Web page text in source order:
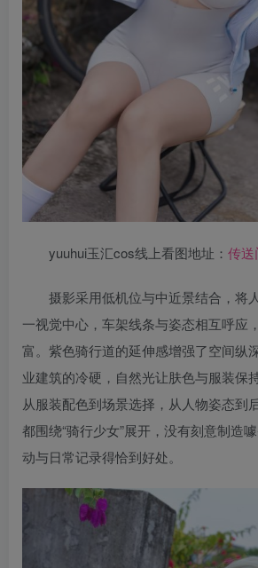
yuuhui玉汇cos线上看图地址： 传送
摄影采用低机位与中近景结合，将
一视觉中心，车架线条与姿态相互呼应
富。紫色骑行道的延伸感增强了空间纵
业建筑的冷硬，自然光让肤色与服装保
从服装配色到场景选择，从人物姿态到
都围绕“骑行少女”展开，没有刻意制造
动与日常记录得恰到好处。